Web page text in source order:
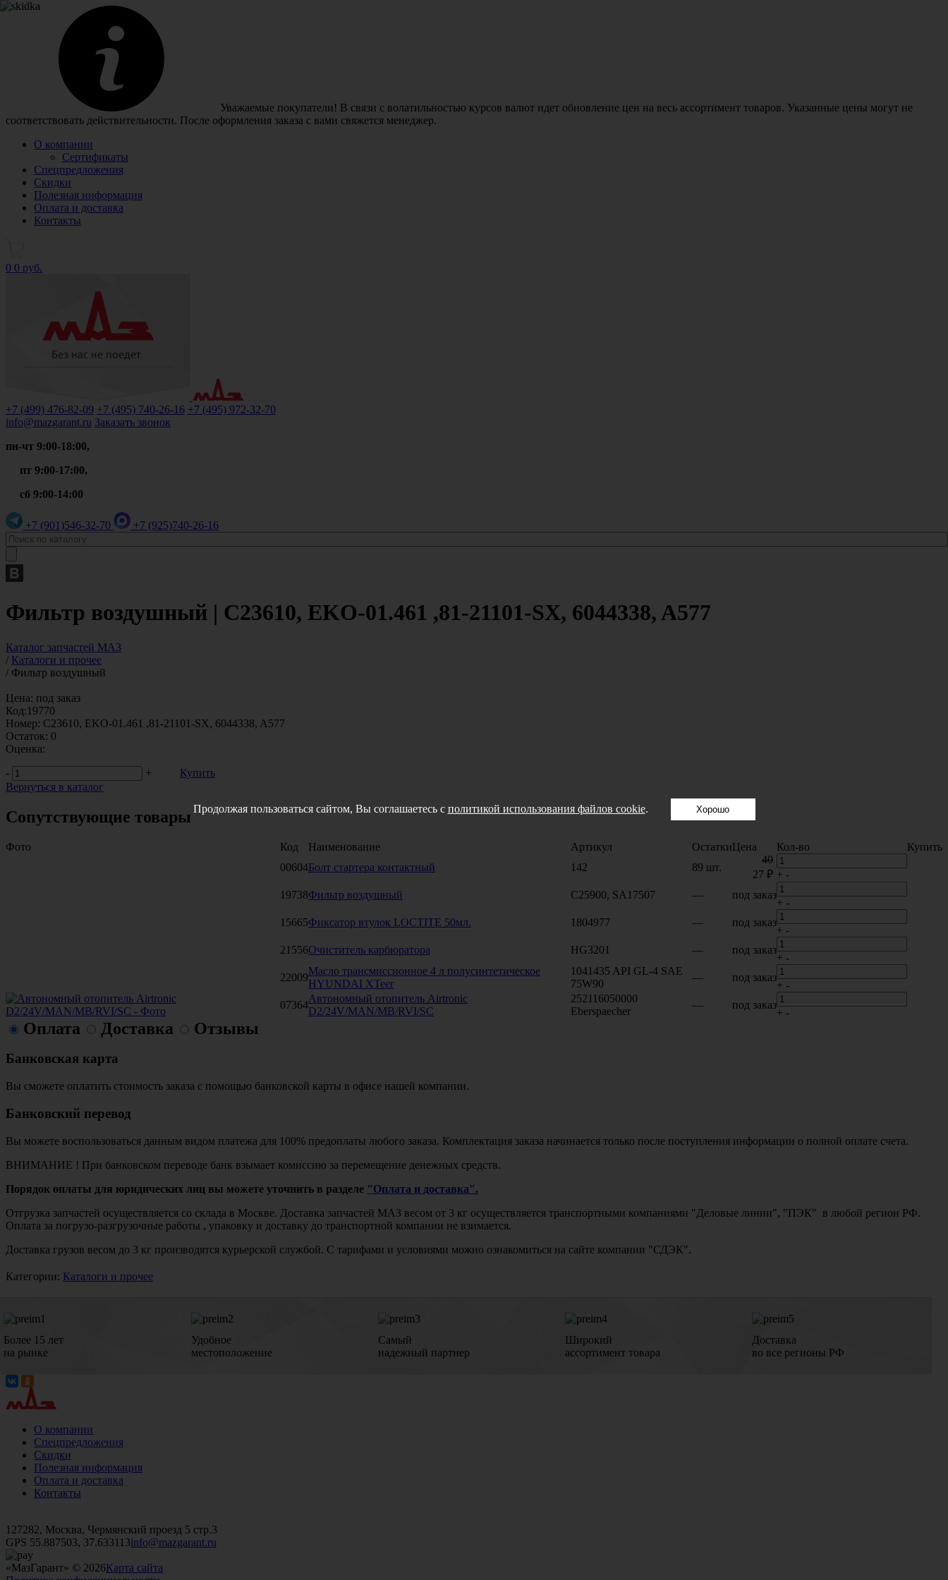
Уважаемые покупатели! В связи с волатильностью курсов валют идет обновление цен на весь ассортимент товаров. Указанные цены могут не
соответствовать действительности. После оформления заказа с вами свяжется менеджер.
О компании
Сертификаты
Спецпредложения
Скидки
Полезная информация
Оплата и доставка
Контакты
0 0 руб.
+7 (499) 476-82-09 +7 (495) 740-26-16 +7 (495) 972-32-70
info@mazgarant.ru Заказать звонок
пн-чт 9:00-18:00,
пт 9:00-17:00,
сб 9:00-14:00
+7 (901)546-32-70 +7 (925)740-26-16
Фильтр воздушный | C23610, EKO-01.461 ,81-21101-SX, 6044338, A577
Каталог запчастей МАЗ
/ Каталоги и прочее
/ Фильтр воздушный
Цена: под заказ
Код:19770
Номер: C23610, EKO-01.461 ,81-21101-SX, 6044338, A577
Остаток: 0
Оценка:
-
+
Купить
Вернуться в каталог
Сопутствующие товары
Фото Код Наименование Артикул ОстаткиЦена Кол-во
Купить
00604Болт стартера контактный 142 89 шт.
40
27 ₽ + -
19738Фильтр воздушный C25900, SA17507 — под заказ
+ -
15665Фиксатор втулок LOCTITE 50мл. 1804977 — под заказ
+ -
21556Очиститель карбюратора HG3201 — под заказ
+ -
22009
Масло трансмиссионное 4 л полусинтетическое
HYUNDAI XTeer
1041435 API GL-4 SAE
75W90
— под заказ
+ -
07364
Автономный отопитель Airtronic
D2/24V/MAN/MB/RVI/SC
252116050000
Eberspaecher
— под заказ
+ -
Оплата Доставка Отзывы
Банковская карта
Вы сможете оплатить стоимость заказа с помощью банковской карты в офисе нашей компании.
Банковский перевод
Вы можете воспользоваться данным видом платежа для 100% предоплаты любого заказа. Комплектация заказа начинается только после поступления информации о полной оплате счета.
ВНИМАНИЕ ! При банковском переводе банк взымает комиссию за перемещение денежных средств.
Порядок оплаты для юридических лиц вы можете уточнить в разделе "Оплата и доставка".
Отгрузка запчастей осуществляется со склада в Москве. Доставка запчастей МАЗ весом от 3 кг осуществляется транспортными компаниями "Деловые линии", "ПЭК" в любой регион РФ.
Оплата за погрузо-разгрузочные работы , упаковку и доставку до транспортной компании не взимается.
Доставка грузов весом до 3 кг производятся курьерской службой. С тарифами и условиями можно ознакомиться на сайте компании "СДЭК".
Категории: Каталоги и прочее
Более 15 лет
на рынке
Удобное
местоположение
Самый
надежный партнер
Широкий
ассортимент товара
Доставка
во все регионы РФ
О компании
Спецпредложения
Скидки
Полезная информация
Оплата и доставка
Контакты
127282, Москва, Чермянский проезд 5 стр.3
GPS 55.887503, 37.633113info@mazgarant.ru
«МазГарант» © 2026Карта сайта
Продолжая пользоваться сайтом, Вы соглашаетесь с политикой использования файлов cookie. Хорошо